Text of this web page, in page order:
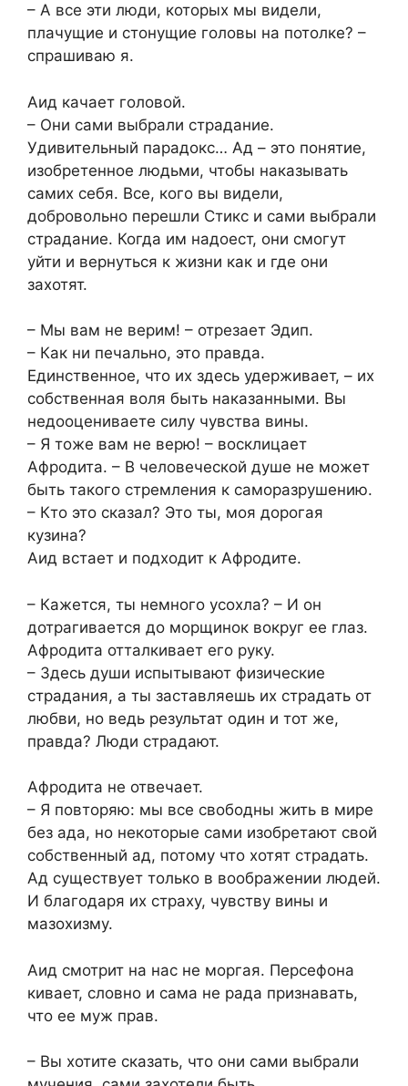
– А все эти люди, которых мы видели,
плачущие и стонущие головы на потолке? –
спрашиваю я.
Аид качает головой.
– Они сами выбрали страдание.
Удивительный парадокс… Ад – это понятие,
изобретенное людьми, чтобы наказывать
самих себя. Все, кого вы видели,
добровольно перешли Стикс и сами выбрали
страдание. Когда им надоест, они смогут
уйти и вернуться к жизни как и где они
захотят.
– Мы вам не верим! – отрезает Эдип.
– Как ни печально, это правда.
Единственное, что их здесь удерживает, – их
собственная воля быть наказанными. Вы
недооцениваете силу чувства вины.
– Я тоже вам не верю! – восклицает
Афродита. – В человеческой душе не может
быть такого стремления к саморазрушению.
– Кто это сказал? Это ты, моя дорогая
кузина?
Аид встает и подходит к Афродите.
– Кажется, ты немного усохла? – И он
дотрагивается до морщинок вокруг ее глаз.
Афродита отталкивает его руку.
– Здесь души испытывают физические
страдания, а ты заставляешь их страдать от
любви, но ведь результат один и тот же,
правда? Люди страдают.
Афродита не отвечает.
– Я повторяю: мы все свободны жить в мире
без ада, но некоторые сами изобретают свой
собственный ад, потому что хотят страдать.
Ад существует только в воображении людей.
И благодаря их страху, чувству вины и
мазохизму.
Аид смотрит на нас не моргая. Персефона
кивает, словно и сама не рада признавать,
что ее муж прав.
– Вы хотите сказать, что они сами выбрали